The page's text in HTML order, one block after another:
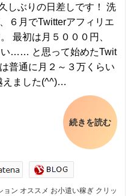
しぶりの日差しです！ 洗
月でTwitterアフィリエ
最初は月５０００円、
い…… と思って始めたTwit
通に月２～３万くらい
えました(^^)…
続きを読む
ョン オススメ お小遣い稼ぎ クリッ